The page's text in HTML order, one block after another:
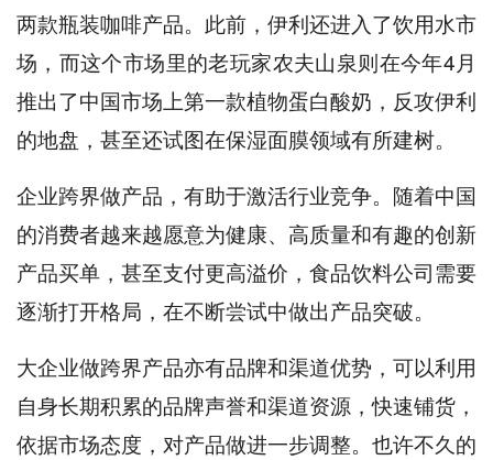
两款瓶装咖啡产品。此前，伊利还进入了饮用水市
场，而这个市场里的老玩家农夫山泉则在今年4月
推出了中国市场上第一款植物蛋白酸奶，反攻伊利
的地盘，甚至还试图在保湿面膜领域有所建树。
企业跨界做产品，有助于激活行业竞争。随着中国
的消费者越来越愿意为健康、高质量和有趣的创新
产品买单，甚至支付更高溢价，食品饮料公司需要
逐渐打开格局，在不断尝试中做出产品突破。
大企业做跨界产品亦有品牌和渠道优势，可以利用
自身长期积累的品牌声誉和渠道资源，快速铺货，
依据市场态度，对产品做进一步调整。也许不久的